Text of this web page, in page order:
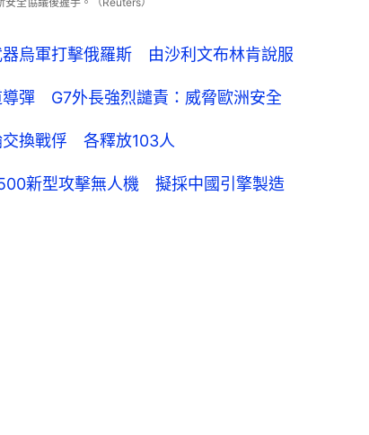
器烏軍打擊俄羅斯 由沙利文布林肯說服
彈 G7外長強烈譴責：威脅歐洲安全
交換戰俘 各釋放103人
新型攻擊無人機 擬採中國引擎製造